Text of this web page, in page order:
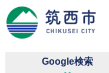
Google検索